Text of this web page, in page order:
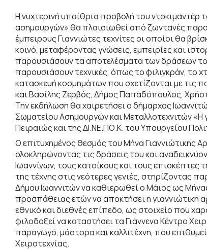
Η νυχτερινή υπαίθρια προβολή του ντοκιμαντέρ
ασημουργών» θα πλαισιωθεί από ζωντανές
έμπειρους Γιαννιώτες τεχνίτες οι οποίοι θα
κοινό, μεταφέροντας γνώσεις, εμπειρίες και
παρουσιάσουν τα αποτελέσματα των δράσεων
παρουσιάσουν τεχνικές, όπως το φιλιγκράν, το
κατασκευή κοσμημάτων που σχετίζονται με τις
και Βασίλης Ζερβός, Δήμος Παπαδόπουλος,
Την εκδήλωση θα χαιρετήσει ο δήμαρχος
Σωματείου Ασημουργών και Μεταλλοτεχνιτών «Η
Πειραιώς και της ΔΙ.ΝΕ.ΠΟ.Κ. του Υπουργείου
Ο επιτυχημένος θεσμός του Μήνα Γιαννιώτικης
ολοκληρώνοντας τις δράσεις του και
Ιωαννίνων, τους κατοίκους και τους
της τέχνης στις νεότερες γενιές, στηρίζοντας
Δήμου Ιωαννιτών να καθιερωθεί ο Μάιος ως
προσπάθειας ετών να αποκτήσει η γιαννιώτικη
εθνικό και διεθνές επίπεδο, ως στοιχείο που
φιλοδοξεί να καταστήσει τα Γιάννενα Κέντρο
παραγωγό, μάστορα και καλλιτέχνη, που
Χειροτεχνίας.